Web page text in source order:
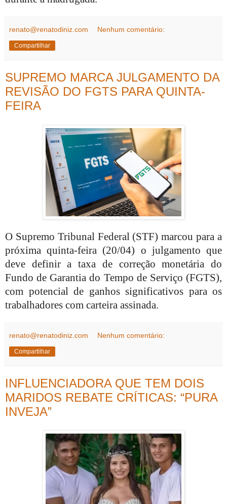
renato@renatodiniz.com Nenhum comentário:
Compartilhar
SUPREMO MARCA JULGAMENTO DA
REVISÃO DO FGTS PARA QUINTA-
FEIRA
O Supremo Tribunal Federal (STF) marcou para a
próxima quinta-feira (20/04) o julgamento que
deve definir a taxa de correção monetária do
Fundo de Garantia do Tempo de Serviço (FGTS),
com potencial de ganhos significativos para os
trabalhadores com carteira assinada.
renato@renatodiniz.com Nenhum comentário:
Compartilhar
INFLUENCIADORA QUE TEM DOIS
MARIDOS REBATE CRÍTICAS: “PURA
INVEJA”